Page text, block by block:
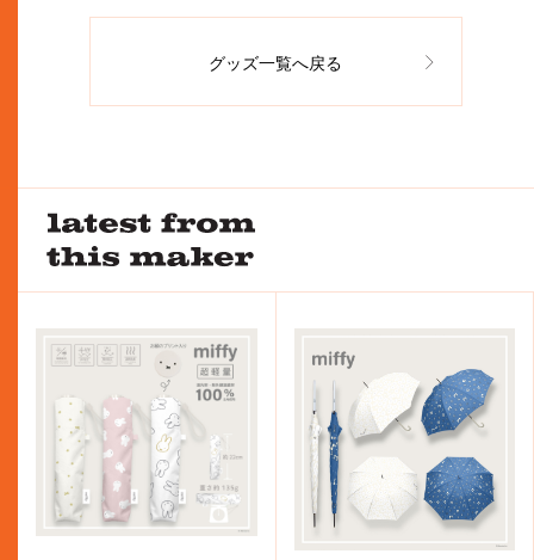
グッズ一覧へ戻る